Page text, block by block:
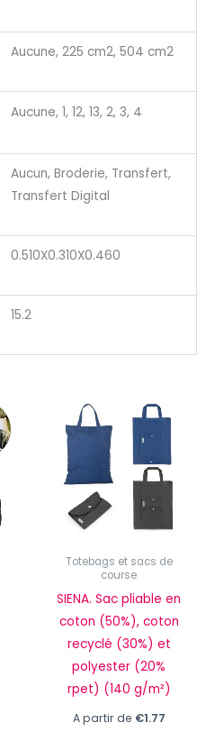
Aucune, 225 cm2, 504 cm2
Aucune, 1, 12, 13, 2, 3, 4
Aucun, Broderie, Transfert,
Transfert Digital
0.510X0.310X0.460
15.2
Totebags et sacs de
course
SIENA. Sac pliable en
coton (50%), coton
recyclé (30%) et
polyester (20%
rpet) (140 g/m²)
A partir de €1.77